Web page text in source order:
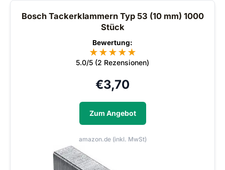
Bosch Tackerklammern Typ 53 (10 mm) 1000
Stück
Bewertung:
★★★★★
5.0/5 (2 Rezensionen)
€3,70
Zum Angebot
amazon.de (inkl. MwSt)